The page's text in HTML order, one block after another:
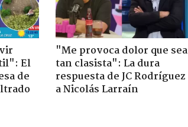
El
de
"Me provoca dolor que sea
tan clasista": La dura
respuesta de JC Rodríguez
a Nicolás Larraín